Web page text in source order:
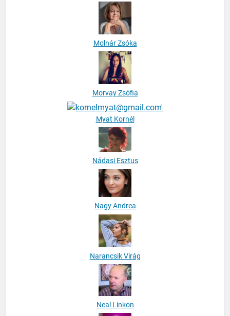
Molnár Zsóka
Morvay Zsófia
Myat Kornél
Nádasi Esztus
Nagy Andrea
Narancsik Virág
Neal Linkon